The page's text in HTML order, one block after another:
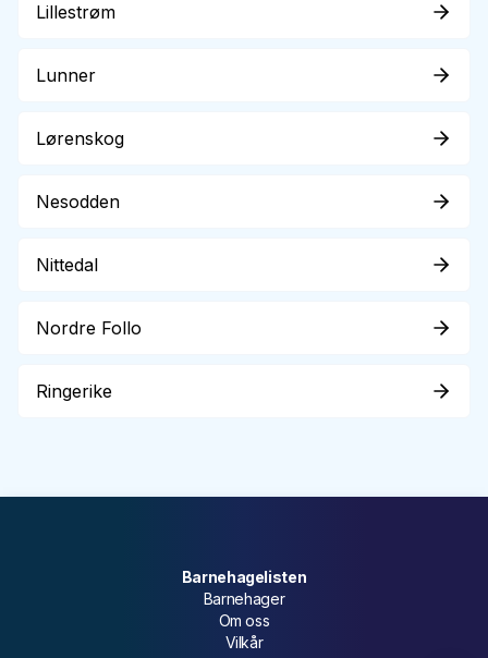
Lillestrøm
Lunner
Lørenskog
Nesodden
Nittedal
Nordre Follo
Ringerike
Barnehagelisten
Barnehager
Om oss
Vilkår